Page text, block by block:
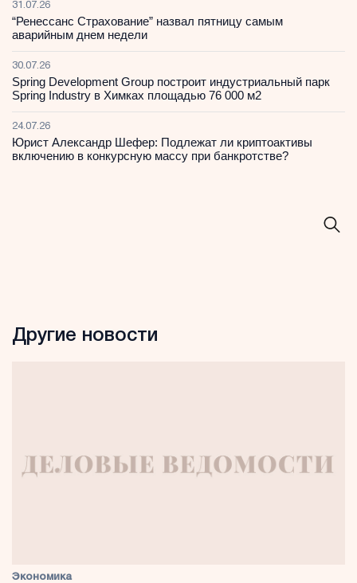
31.07.26
“Ренессанс Страхование” назвал пятницу самым
аварийным днем недели
30.07.26
Spring Development Group построит индустриальный парк
Spring Industry в Химках площадью 76 000 м2
24.07.26
Юрист Александр Шефер: Подлежат ли криптоактивы
включению в конкурсную массу при банкротстве?
Другие новости
Экономика